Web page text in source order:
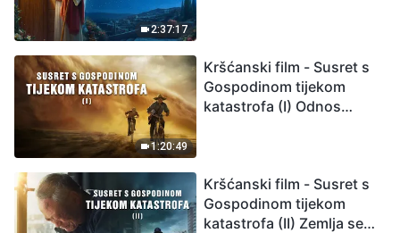
2:37:17
1:20:49
Kršćanski film - Susret s
Gospodinom tijekom
katastrofa (I) Odnos
Kršćanski film - Susret s
Gospodinom tijekom
katastrofa (II) Zemlja se